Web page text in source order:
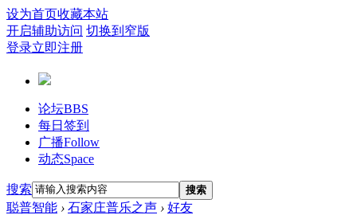
设为首页收藏本站
开启辅助访问 切换到窄版
登录立即注册
论坛BBS
每日签到
广播Follow
动态Space
搜索 搜索
聪普智能 › 石家庄普乐之声 › 好友